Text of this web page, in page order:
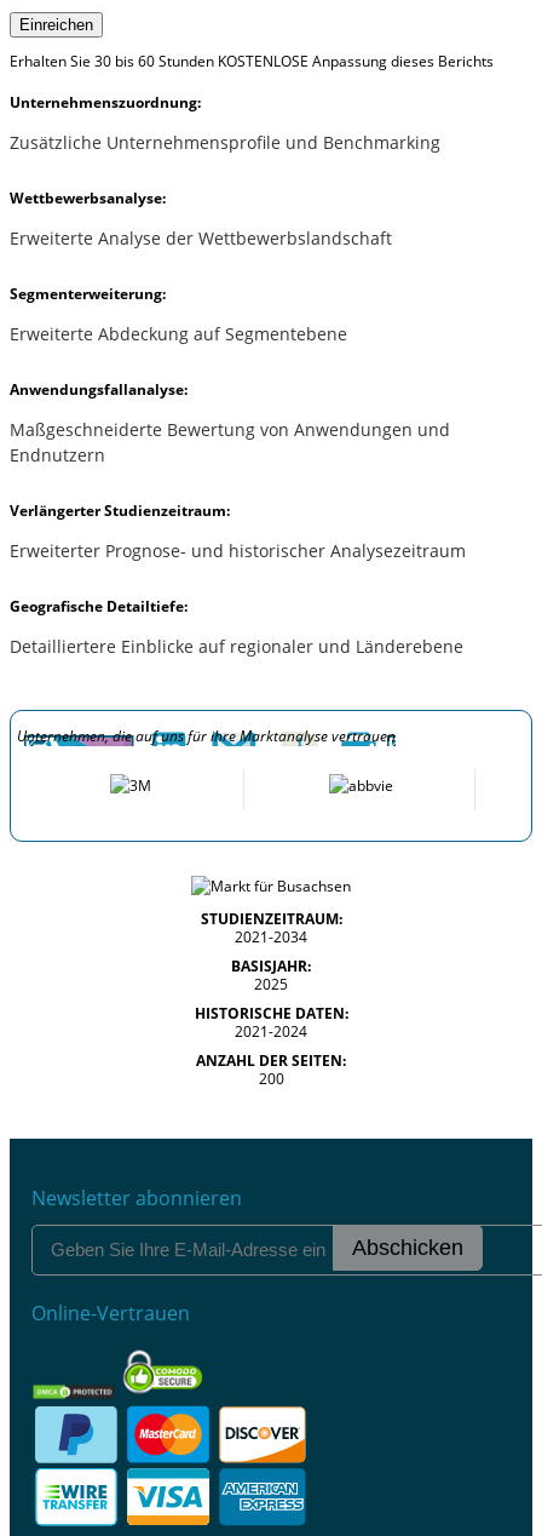
Einreichen
Erhalten Sie 30 bis 60 Stunden KOSTENLOSE Anpassung dieses Berichts
Unternehmenszuordnung:
Zusätzliche Unternehmensprofile und Benchmarking
Wettbewerbsanalyse:
Erweiterte Analyse der Wettbewerbslandschaft
Segmenterweiterung:
Erweiterte Abdeckung auf Segmentebene
Anwendungsfallanalyse:
Maßgeschneiderte Bewertung von Anwendungen und
Endnutzern
Verlängerter Studienzeitraum:
Erweiterter Prognose- und historischer Analysezeitraum
Geografische Detailtiefe:
Detailliertere Einblicke auf regionaler und Länderebene
Unternehmen, die auf uns für ihre Marktanalyse vertrauen
STUDIENZEITRAUM:
2021-2034
BASISJAHR:
2025
HISTORISCHE DATEN:
2021-2024
ANZAHL DER SEITEN:
200
Newsletter abonnieren
Abschicken
Online-Vertrauen